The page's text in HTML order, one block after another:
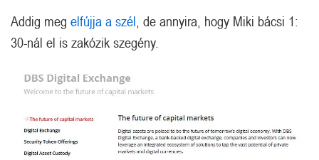
Addig meg elfújja a szél , de annyira, hogy Miki bácsi 1:
30-nál el is zakózik szegény.